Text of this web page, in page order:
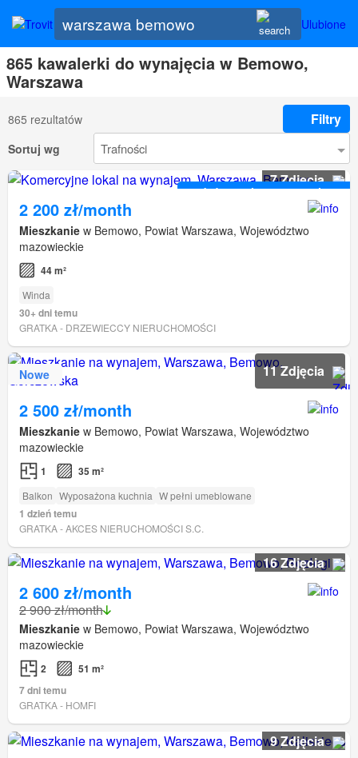
Ulubione
865 kawalerki do wynajęcia w Bemowo,
Warszawa
865 rezultatów Filtry
Sortuj wg
dużym zainteresowaniem
7 Zdjęcia
2 200 zł/month
Mieszkanie w Bemowo, Powiat Warszawa, Województwo
mazowieckie
44 m²
Winda
30+ dni temu
GRATKA - DRZEWIECCY NIERUCHOMOŚCI
Nowe 11 Zdjęcia
2 500 zł/month
Mieszkanie w Bemowo, Powiat Warszawa, Województwo
mazowieckie
1 35 m²
Balkon Wyposażona kuchnia W pełni umeblowane
1 dzień temu
GRATKA - AKCES NIERUCHOMOŚCI S.C.
16 Zdjęcia
2 600 zł/month
2 900 zł/month
Mieszkanie w Bemowo, Powiat Warszawa, Województwo
mazowieckie
2
51 m²
7 dni temu
GRATKA - HOMFI
9 Zdjęcia